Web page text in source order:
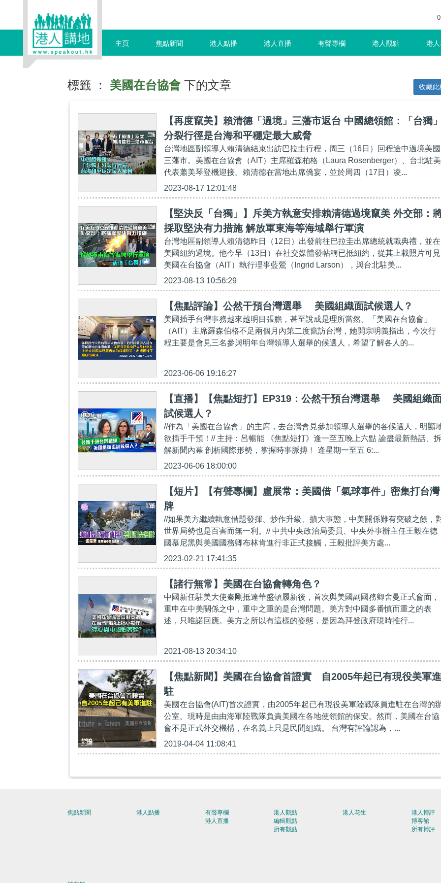
主頁 焦點新聞 港人點播 港人直播 有聲專欄 港人觀點 港
標籤 ： 美國在台協會下的文章 收藏此
【再度竄美】賴清德「過境」三藩市返台 中國總領館：「台獨
分裂行徑是台海和平穩定最大威脅
台灣地區副領導人賴清德結束出訪巴拉圭行程，周三（16日）回程途中過境美國
三藩市。美國在台協會（AIT）主席羅森柏格（Laura Rosenberger）、台北駐美
代表蕭美琴登機迎接。賴清德在當地出席僑宴，並於周四（17日）凌...
2023-08-17 12:01:48
【堅決反「台獨」】斥美方執意安排賴清德過境竄美 外交部：
採取堅決有力措施 解放軍東海等海域舉行軍演
台灣地區副領導人賴清德昨日（12日）出發前往巴拉圭出席總統就職典禮，並在
美國紐約過境。他今早（13日）在社交媒體發帖稱已抵紐約，從其上載照片可見
美國在台協會（AIT）執行理事藍鶯（Ingrid Larson），與台北駐美...
2023-08-13 10:56:29
【焦點評論】公然干預台灣選舉 美國組織面試候選人？
美國插手台灣事務越來越明目張膽，甚至說成是理所當然。「美國在台協會」
（AIT）主席羅森伯格不足兩個月內第二度竄訪台灣，她開宗明義指出，今次行
程主要是會見三名參與明年台灣領導人選舉的候選人，希望了解各人的...
2023-06-06 19:16:27
【直播】【焦點短打】EP319：公然干預台灣選舉 美國組織
試候選人？
//作為「美國在台協會」的主席，去台灣會見參加領導人選舉的各候選人，明顯
欲插手干預！// 主持：呂暢能 《焦點短打》逢一至五晚上六點 論盡最新熱話、拆
解新聞內幕 剖析國際形勢，掌握時事脈搏﹗ 逢星期一至五 6:...
2023-06-06 18:00:00
【短片】【有聲專欄】盧展常：美國借「氣球事件」密集打台灣
牌
//如果美方繼續執意借題發揮、炒作升級、擴大事態，中美關係難有突破之餘，
世界局勢也是百害而無一利。// 中共中央政治局委員、中央外事辦主任王毅在德
國慕尼黑與美國國務卿布林肯進行非正式接觸，王毅批評美方處...
2023-02-21 17:41:35
【諸行無常】美國在台協會轉角色？
中國新任駐美大使秦剛抵達華盛頓履新後，首次與美國副國務卿舍曼正式會面，
重申在中美關係之中，重中之重的是台灣問題。美方對中國多番慎而重之的表
述，只唯諾回應。美方之所以有這樣的姿態，是因為拜登政府現時推行...
2021-08-13 20:34:10
【焦點新聞】美國在台協會首證實 自2005年起已有現役美軍進
駐
美國在台協會(AIT)首次證實，由2005年起已有現役美軍陸戰隊員進駐在台灣的
公室。現時是由由海軍陸戰隊負責美國在各地使領館的保安。然而，美國在台協
會不是正式外交機構，在名義上只是民間組織。 台灣有評論認為，...
2019-04-04 11:08:41
焦點新聞 港人點播
有聲專欄
港人直播
港人觀點
編輯觀點
所有觀點
港人花生
港人博評
博客館
所有博評